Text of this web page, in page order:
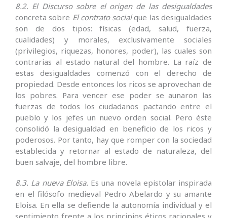
8.2. El Discurso sobre el origen de las desigualdades
concreta sobre El contrato socialque las desigualdades
son de dos tipos: físicas (edad, salud, fuerza,
cualidades) y morales, exclusivamente sociales
(privilegios, riquezas, honores, poder), las cuales son
contrarias al estado natural del hombre. La raíz de
estas desigualdades comenzó con el derecho de
propiedad. Desde entonces los ricos se aprovechan de
los pobres. Para vencer ese poder se aunaron las
fuerzas de todos los ciudadanos pactando entre el
pueblo y los jefes un nuevo orden social. Pero éste
consolidó la desigualdad en beneficio de los ricos y
poderosos. Por tanto, hay que romper con la sociedad
establecida y retornar al estado de naturaleza, del
buen salvaje, del hombre libre.
8.3. La nueva Eloisa. Es una novela epistolar inspirada
en el filósofo medieval Pedro Abelardo y su amante
Eloisa. En ella se defiende la autonomía individual y el
sentimiento frente a los principios éticos racionales y